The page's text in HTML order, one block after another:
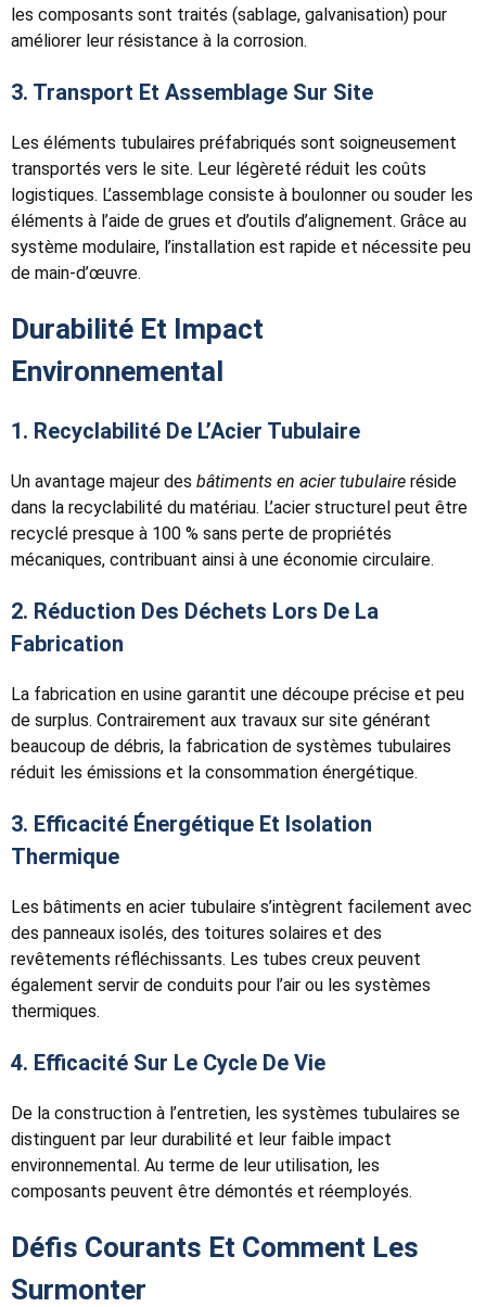
les composants sont traités (sablage, galvanisation) pour
améliorer leur résistance à la corrosion.
3. Transport Et Assemblage Sur Site
Les éléments tubulaires préfabriqués sont soigneusement
transportés vers le site. Leur légèreté réduit les coûts
logistiques. L’assemblage consiste à boulonner ou souder les
éléments à l’aide de grues et d’outils d’alignement. Grâce au
système modulaire, l’installation est rapide et nécessite peu
de main-d’œuvre.
Durabilité Et Impact
Environnemental
1. Recyclabilité De L’Acier Tubulaire
Un avantage majeur des bâtiments en acier tubulaire réside
dans la recyclabilité du matériau. L’acier structurel peut être
recyclé presque à 100 % sans perte de propriétés
mécaniques, contribuant ainsi à une économie circulaire.
2. Réduction Des Déchets Lors De La
Fabrication
La fabrication en usine garantit une découpe précise et peu
de surplus. Contrairement aux travaux sur site générant
beaucoup de débris, la fabrication de systèmes tubulaires
réduit les émissions et la consommation énergétique.
3. Efficacité Énergétique Et Isolation
Thermique
Les bâtiments en acier tubulaire s’intègrent facilement avec
des panneaux isolés, des toitures solaires et des
revêtements réfléchissants. Les tubes creux peuvent
également servir de conduits pour l’air ou les systèmes
thermiques.
4. Efficacité Sur Le Cycle De Vie
De la construction à l’entretien, les systèmes tubulaires se
distinguent par leur durabilité et leur faible impact
environnemental. Au terme de leur utilisation, les
composants peuvent être démontés et réemployés.
Défis Courants Et Comment Les
Surmonter